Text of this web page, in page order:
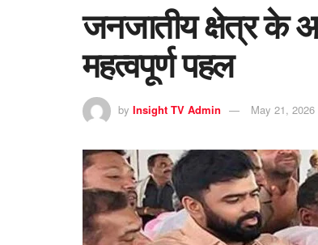
जनजातीय क्षेत्र के
महत्वपूर्ण पहल
by Insight TV Admin May 21, 2026